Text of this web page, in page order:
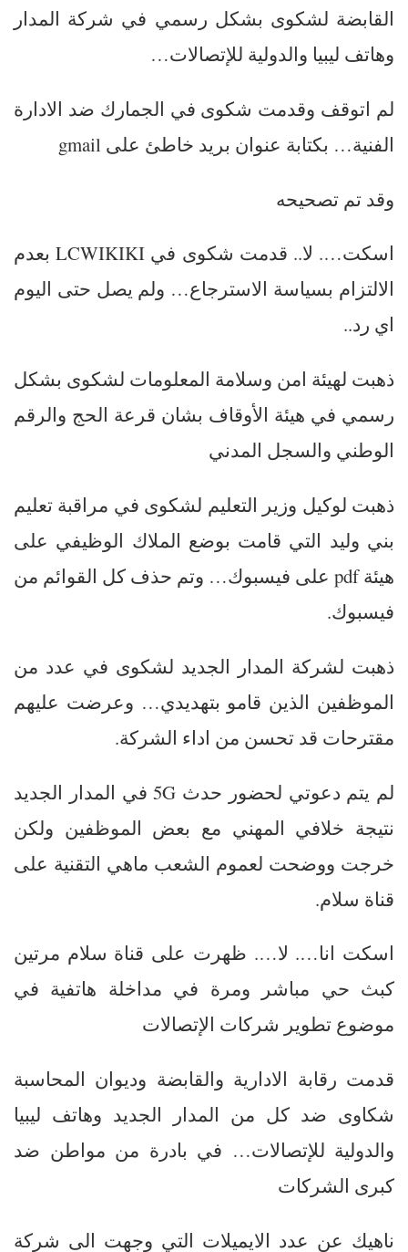
القابضة لشكوى بشكل رسمي في شركة المدار
وهاتف ليبيا والدولية للإتصالات…
لم اتوقف وقدمت شكوى في الجمارك ضد الادارة
الفنية… بكتابة عنوان بريد خاطئ على gmail
وقد تم تصحيحه
اسكت…. لا.. قدمت شكوى في LCWIKIKI بعدم
الالتزام بسياسة الاسترجاع… ولم يصل حتى اليوم
اي رد..
ذهبت لهيئة امن وسلامة المعلومات لشكوى بشكل
رسمي في هيئة الأوقاف بشان قرعة الحج والرقم
الوطني والسجل المدني
ذهبت لوكيل وزير التعليم لشكوى في مراقبة تعليم
بني وليد التي قامت بوضع الملاك الوظيفي على
هيئة pdf على فيسبوك… وتم حذف كل القوائم من
فيسبوك.
ذهبت لشركة المدار الجديد لشكوى في عدد من
الموظفين الذين قامو بتهديدي… وعرضت عليهم
مقترحات قد تحسن من اداء الشركة.
لم يتم دعوتي لحضور حدث 5G في المدار الجديد
نتيجة خلافي المهني مع بعض الموظفين ولكن
خرجت ووضحت لعموم الشعب ماهي التقنية على
قناة سلام.
اسكت انا…. لا…. ظهرت على قناة سلام مرتين
كبث حي مباشر ومرة في مداخلة هاتفية في
موضوع تطوير شركات الإتصالات
قدمت رقابة الادارية والقابضة وديوان المحاسبة
شكاوى ضد كل من المدار الجديد وهاتف ليبيا
والدولية للإتصالات… في بادرة من مواطن ضد
كبرى الشركات
ناهيك عن عدد الايميلات التي وجهت الى شركة